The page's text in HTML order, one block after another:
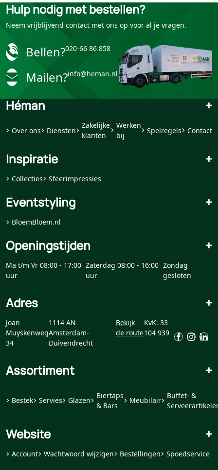
Hulp nodig met bestellen?
Neem vrijblijvend contact met ons op voor al je vragen.
Bellen?020-66 86 858
Mailen?info@heman.nl
Héman +
Over ons Diensten
Zakelijke
klanten
Werken
bij
Spelregels Contact
Inspiratie +
Collecties Sfeerimpressies
Eventstyling +
BloemBloem.nl
Openingstijden +
Ma t/m Vr 08:00 - 17:00
uur
Zaterdag 08:00 - 16:00
uur
Zondag
gesloten
Adres +
Joan
Muyskenweg
34
1114 AN
Amsterdam-
Duivendrecht
Bekijk
de route
KvK: 33
104 939
Assortiment +
Bestek Servies Glazen
Biertaps
& Bars
Meubilair
Buffet- &
Website +
Account Wachtwoord wijzigen Bestellingen Spoedservice